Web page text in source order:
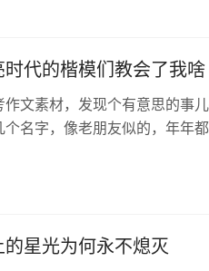
时代的楷模们教会了我啥
作文素材，发现个有意思的事
个名字，像老朋友似的，年年
的星光为何永不熄灭